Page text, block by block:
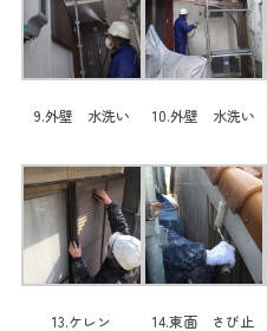
9.外壁 水洗い 10.外壁 水洗い
13.ケレン
14.東面 さび止